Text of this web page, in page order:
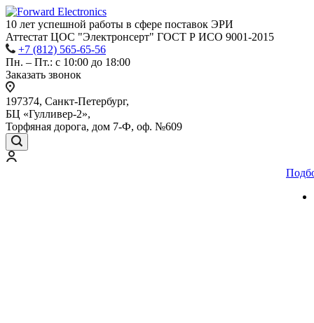
10 лет успешной работы в сфере поставок ЭРИ
Аттестат ЦОС "Электронсерт" ГОСТ Р ИСО 9001-2015
+7 (812) 565-65-56
Пн. – Пт.: с 10:00 до 18:00
Заказать звонок
197374, Санкт-Петербург,
БЦ «Гулливер-2»,
Торфяная дорога, дом 7-Ф, оф. №609